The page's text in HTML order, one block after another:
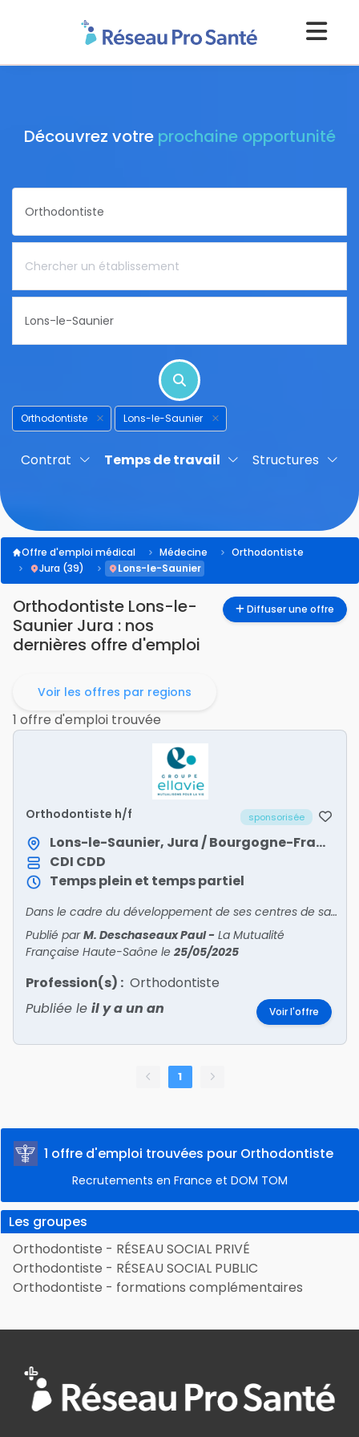
Découvrez votre prochaine opportunité
Orthodontiste Lons-le-Saunier
Contrat Temps de travail Structures
Offre d'emploi médical Médecine
Orthodontiste
Jura (39)
Lons-le-Saunier
1 offre d'emploi trouvées pour Orthodontiste
Recrutements en France et DOM TOM
Les groupes
Orthodontiste - RÉSEAU SOCIAL PRIVÉ
Orthodontiste - RÉSEAU SOCIAL PUBLIC
Orthodontiste - formations complémentaires
Orthodontiste Lons-le-
Saunier Jura : nos
dernières offre d'emploi
Diffuser une offre
Voir les offres par regions
1 offre d'emploi trouvée
Orthodontiste h/f sponsorisée
Lons-le-Saunier, Jura / Bourgogne-Franche-Comté
CDI CDD
Temps plein et temps partiel
Dans le cadre du développement de ses centres de santé dentaire mutualistes, Ellavie recrute des chirurgiens-dentistes en Bourgogne-Franche-Comté !Venez exercer votre art dentaire en salariat, au s
Publié parM. Deschaseaux Paul- La Mutualité
Française Haute-Saône le 25/05/2025
Profession(s) : Orthodontiste
Publiée le il y a un an Voir l'offre
1